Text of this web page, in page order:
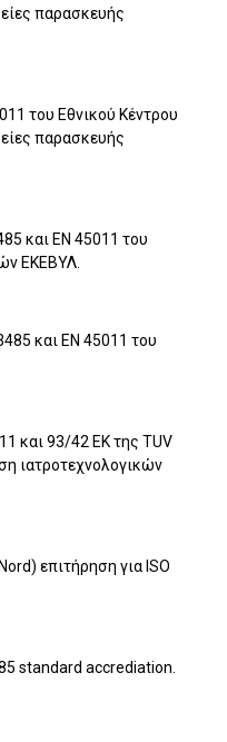
παρασκευής
του Εθνικού Κέντρου
παρασκευής
και ΕΝ 45011 του
ΕΚΕΒΥΛ.
και ΕΝ 45011 του
και 93/42 ΕΚ της TUV
ιατροτεχνολογικών
επιτήρηση για ISO
standard accrediation.